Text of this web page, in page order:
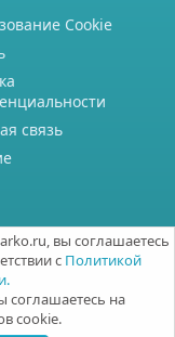
Cookie
связь
вы соглашаетесь
с Политикой
соглашаетесь на
cookie.